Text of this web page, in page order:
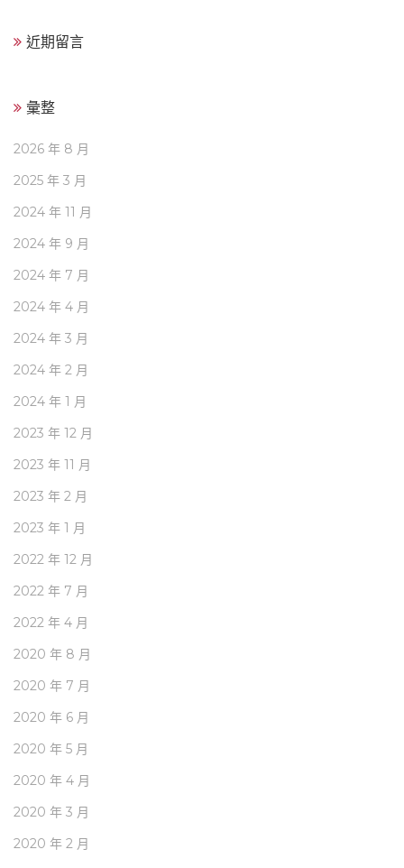
近期留言
彙整
2026 年 8 月
2025 年 3 月
2024 年 11 月
2024 年 9 月
2024 年 7 月
2024 年 4 月
2024 年 3 月
2024 年 2 月
2024 年 1 月
2023 年 12 月
2023 年 11 月
2023 年 2 月
2023 年 1 月
2022 年 12 月
2022 年 7 月
2022 年 4 月
2020 年 8 月
2020 年 7 月
2020 年 6 月
2020 年 5 月
2020 年 4 月
2020 年 3 月
2020 年 2 月